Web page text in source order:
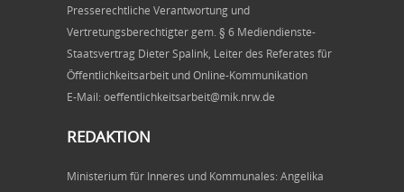
Presserechtliche Verantwortung und
Vertretungsberechtigter gem. § 6 Mediendienste-
Staatsvertrag Dieter Spalink, Leiter des Referates für
Öffentlichkeitsarbeit und Online-Kommunikation
E-Mail: oeffentlichkeitsarbeit@mik.nrw.de
REDAKTION
Ministerium für Inneres und Kommunales: Angelika